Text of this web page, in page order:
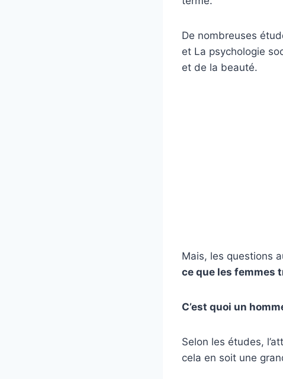
De nombreuses
et La psychologie
et de la beauté.
Mais, les questions
ce que les femmes
C’est quoi un
Selon les études,
cela en soit une